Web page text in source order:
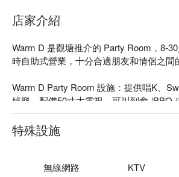
店家介紹
Warm D 是觀塘推介的 Party Room，8-
時自助式營業，十分合適朋友和情侶之間
Warm D Party Room 設施：提供唱K、
娛樂，配備50寸大電視。可叫到會 /BBQ
外收費)、預約塔羅師，飲品任飲，有廚
設備、街機、飛鏢。
特殊設施
無線網路 KTV